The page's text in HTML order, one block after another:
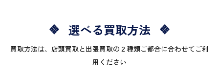
選べる買取方法
買取方法は、店頭買取と出張買取の２種類ご都合に合わせてご利
用ください